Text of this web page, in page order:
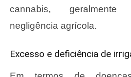
cannabis,
negligência agrícola.
Excesso e deficiência de